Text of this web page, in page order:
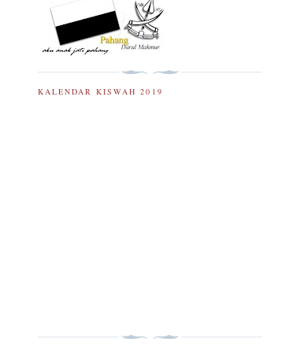
KALENDAR KISWAH 2019